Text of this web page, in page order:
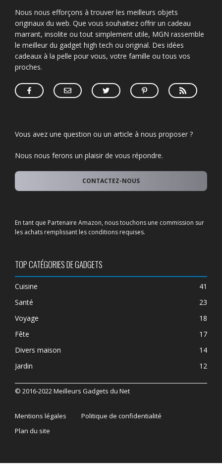
Nous nous efforçons à trouver les meilleurs objets
originaux du web. Que vous souhaitiez offrir un cadeau
marrant, insolite ou tout simplement utile, MGN rassemble
le meilleur du gadget high tech ou original. Des idées
cadeaux à la pelle pour vous, votre famille ou tous vos
proches.
Vous avez une question ou un article à nous proposer ?
Nous nous ferons un plaisir de vous répondre.
CONTACTEZ-NOUS
En tant que Partenaire Amazon, nous touchons une commission sur
les achats remplissant les conditions requises.
TOP CATÉGORIES DE GADGETS
Cuisine
41
Santé
23
Voyage
18
Fête
17
Divers maison
14
Jardin
12
© 2016-2022 Meilleurs Gadgets du Net
Mentions légales
Politique de confidentialité
Plan du site